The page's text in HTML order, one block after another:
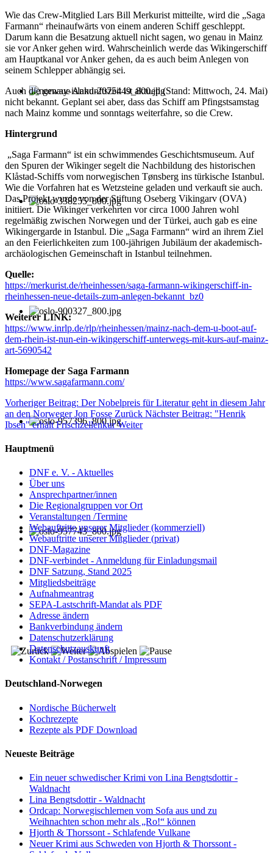
Wie das Crew-Mitglied Lars Bill Merkurist mitteilte, wird die „Saga
Farmann“ rheinaufwärts von einem anderen Schiff geschleppt.
Darum kann die Besatzung aktuell nicht sagen, wo genau in Mainz
sie vor Anker gehen wird. Wahrscheinlich werde das Wikingerschiff
am Hauptkanal vor Anker gehen, da es auch beim Anlegen von
seinem Schlepper abhängig sei.
Auch die genaue Ankunftszeit ist aktuell (Stand: Mittwoch, 24. Mai)
nicht bekannt. Geplant sei aber, dass das Schiff am Pfingstsamstag
nach Mainz komme und sonntags weiterfahre, so die Crew.
Hintergrund
„Saga Farmann“ ist ein schwimmendes Geschichtsmuseum. Auf
den Spuren der Wikinger segelt die Nachbildung des historischen
Klåstad-Schiffs vom norwegischen Tønsberg ins türkische Istanbul.
Wie die Vorfahren hat es Wetzsteine geladen und verkauft sie auch.
Das Projekt wurde von der Stiftung Oseberg Vikingarv (OVA)
initiiert. Die Wikinger verkehrten vor circa 1000 Jahren wohl
regelmäßig zwischen Norwegen und der Türkei, auch gab es eine
Wikingergarde in Istanbul. Die „Saga Farmann“ wird an ihrem Ziel
an den Feierlichkeiten zum 100-jährigen Jubiläum der akademisch-
archäologischen Gemeinschaft in Istanbul teilnehmen.
Quelle:
https://merkurist.de/rheinhessen/saga-farmann-wikingerschiff-in-
rheinhessen-neue-details-zum-anlegen-bekannt_bz0
Weiterer LINK:
https://www.inrlp.de/rlp/rheinhessen/mainz-nach-dem-u-boot-auf-
dem-rhein-ist-nun-ein-wikingerschiff-unterwegs-mit-kurs-auf-mainz-
art-5690542
Homepage der Saga Farmann
https://www.sagafarmann.com/
Vorheriger Beitrag: Der Nobelpreis für Literatur geht in diesem Jahr
an den Norweger Jon Fosse Zurück Nächster Beitrag: "Henrik
Ibsen" erhält FrischzellenkurWeiter
Hauptmenü
DNF e. V. - Aktuelles
Über uns
Ansprechpartner/innen
Die Regionalgruppen vor Ort
Veranstaltungen /Termine
Webauftritte unserer Mitglieder (kommerziell)
Webauftritte unserer Mitglieder (privat)
DNF-Magazine
DNF-verbindet - Anmeldung für Einladungsmail
DNF Satzung, Stand 2025
Mitgliedsbeiträge
Aufnahmeantrag
SEPA-Lastschrift-Mandat als PDF
Adresse ändern
Bankverbindung ändern
Datenschutzerklärung
Datenschutzauskunft
Kontakt / Postanschrift / Impressum
Deutschland-Norwegen
Nordische Bücherwelt
Kochrezepte
Rezepte als PDF Download
Neueste Beiträge
Ein neuer schwedischer Krimi von Lina Bengtsdottir -
Waldnacht
Lina Bengtsdottir - Waldnacht
Ordcap: Norwegischlernen vom Sofa aus und zu
Weihnachten schon mehr als „Ro!“ können
Hjorth & Thorssont - Schlafende Vulkane
Neuer Krimi aus Schweden von Hjorth & Thorssont -